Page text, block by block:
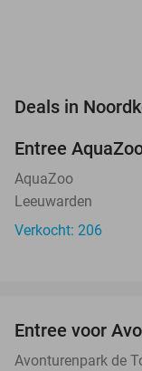
Deals in
TODAY
Entree
AquaZoo
Leeuwarden
Verkocht: 206
TODAY
Entree voor
Avonturenpark de